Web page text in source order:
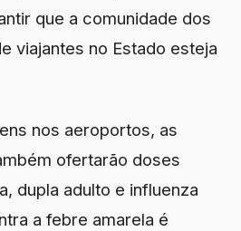
que a comunidade dos
viajantes no Estado esteja
nos aeroportos, as
ofertarão doses
dupla adulto e influenza
a febre amarela é